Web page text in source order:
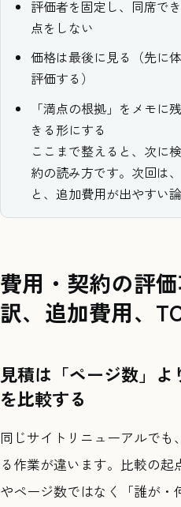
評価者を固定し、同席で
点をしない
価格は最後に見る（先に
評価する）
「満点の根拠」をメモに
きる形にする
ここまで整えると、次に
約の読み方です。次回は
と、追加費用が出やすい
費用・契約の評
訳、追加費用、
見積は「ページ数」よ
を比較する
同じサイトリニューアルでも
る作業が違います。比較の
やページ数ではなく「誰が・